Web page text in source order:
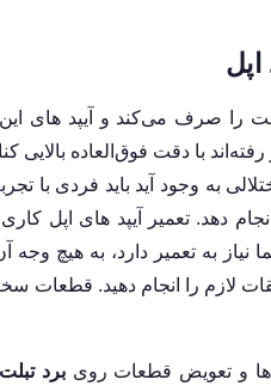
صرف می‌کند و آیپد های این
با دقت فوق‌العاده بالایی
به وجود آید باید فردی با
دهد. تعمیر آیپد های اپل
نیاز به تعمیر دارد، به هیچ
لازم را انجام دهید. قطعات
ها و تعویض قطعات رویبرد تبلت